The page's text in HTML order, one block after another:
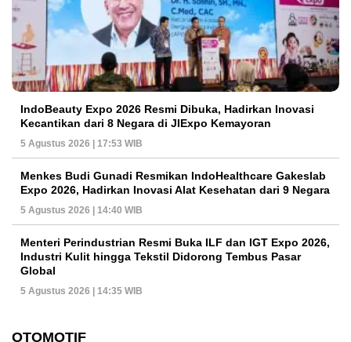
IndoBeauty Expo 2026 Resmi Dibuka, Hadirkan Inovasi
Kecantikan dari 8 Negara di JIExpo Kemayoran
5 Agustus 2026 | 17:53 WIB
Menkes Budi Gunadi Resmikan IndoHealthcare Gakeslab
Expo 2026, Hadirkan Inovasi Alat Kesehatan dari 9 Negara
5 Agustus 2026 | 14:40 WIB
Menteri Perindustrian Resmi Buka ILF dan IGT Expo 2026,
Industri Kulit hingga Tekstil Didorong Tembus Pasar
Global
5 Agustus 2026 | 14:35 WIB
OTOMOTIF